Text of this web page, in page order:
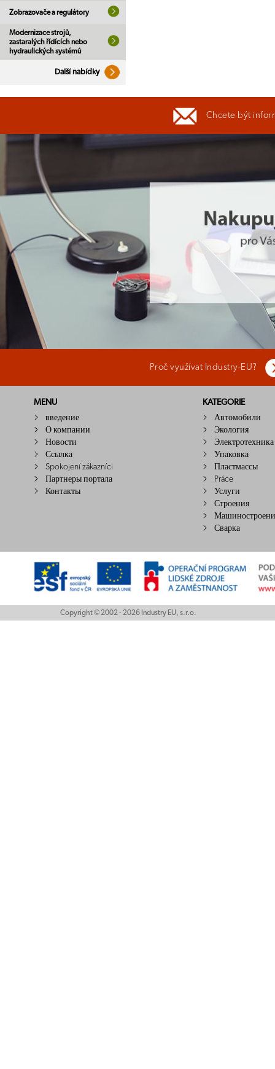
Zobrazovače a regulátory
Modernizace strojů,
zastaralých řídících nebo
hydraulických systémů
Další nabídky
Chcete být
Proč využívat Industry-EU?
MENU
введение
О компании
Новости
Ссылка
Spokojení zákazníci
Партнеры портала
Контакты
KATEGORIE
Автомобили
Экология
Электротехника
Упаковка
Пластмассы
Práce
Услуги
Строения
Сварка
Copyright © 2002 - 2026 Industry EU, s.r.o.